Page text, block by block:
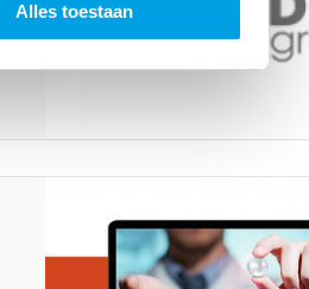
Alles toestaan